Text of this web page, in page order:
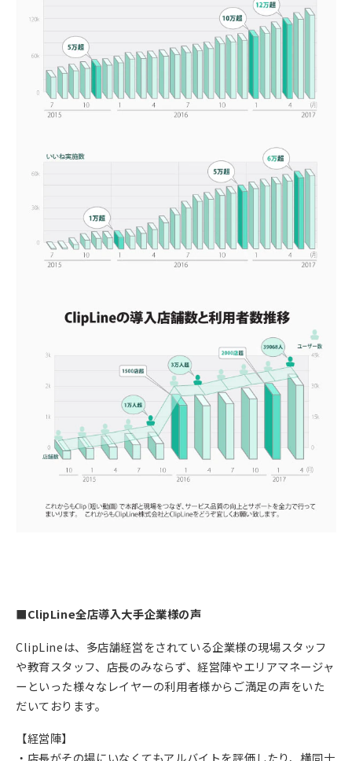
■ClipLine全店導入大手企業様の声
ClipLineは、多店舗経営をされている企業様の現場スタッフ
や教育スタッフ、店長のみならず、経営陣やエリアマネージャ
ーといった様々なレイヤーの利用者様からご満足の声をいた
だいております。
【経営陣】
・店長がその場にいなくてもアルバイトを評価したり、横同士